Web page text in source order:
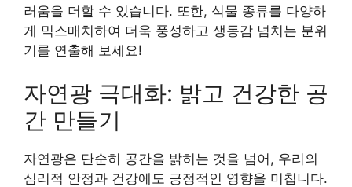
러움을 더할 수 있습니다. 또한, 식물 종류를 다양하
게 믹스매치하여 더욱 풍성하고 생동감 넘치는 분위
기를 연출해 보세요!
자연광 극대화: 밝고 건강한 공
간 만들기
자연광은 단순히 공간을 밝히는 것을 넘어, 우리의
심리적 안정과 건강에도 긍정적인 영향을 미칩니다.